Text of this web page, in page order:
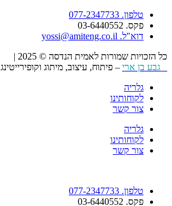
טלפון. 077-2347733
פקס. 03-6440552
דוא"ל. yossi@amiteng.co.il
כל הזכויות שמורות לאמית הנדסה © 2025 |
גבע בן ארי – פיתוח, עיצוב, מיתוג וקופירייטינג
גלריה
לקוחותינו
צור קשר
גלריה
לקוחותינו
צור קשר
טלפון. 077-2347733
פקס. 03-6440552